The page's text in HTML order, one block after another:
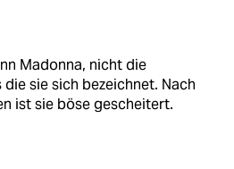
Madonna, nicht die
sie sich bezeichnet. Nach
ist sie böse gescheitert.